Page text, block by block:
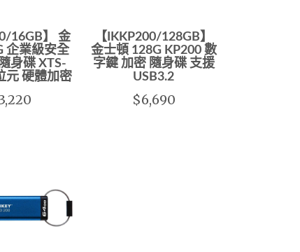
16GB】 金
企業級安全
身碟 XTS-
元 硬體加密
【IKKP200/128GB】
金士頓 128G KP200 數
字鍵 加密 隨身碟 支援
USB3.2
$6,690